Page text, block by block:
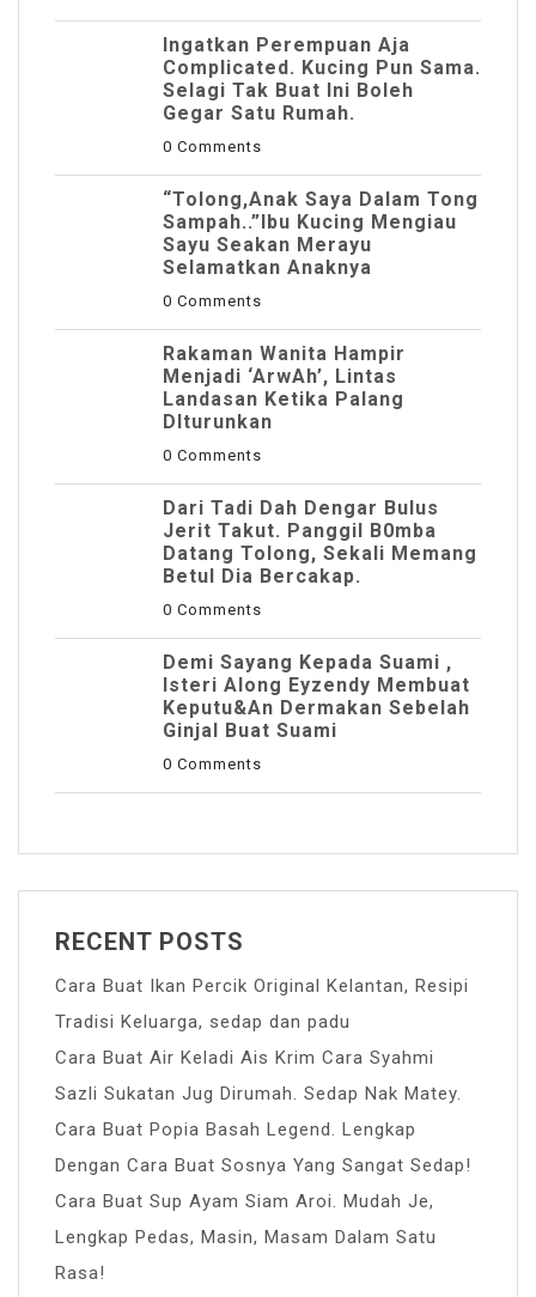
Ingatkan Perempuan Aja
Complicated. Kucing Pun Sama.
Selagi Tak Buat Ini Boleh
Gegar Satu Rumah.
0 Comments
“Tolong,Anak Saya Dalam Tong
Sampah..”Ibu Kucing Mengiau
Sayu Seakan Merayu
Selamatkan Anaknya
0 Comments
Rakaman Wanita Hampir
Menjadi ‘ArwAh’, Lintas
Landasan Ketika Palang
DIturunkan
0 Comments
Dari Tadi Dah Dengar Bulus
Jerit Takut. Panggil B0mba
Datang Tolong, Sekali Memang
Betul Dia Bercakap.
0 Comments
Demi Sayang Kepada Suami ,
Isteri Along Eyzendy Membuat
Keputu&an Dermakan Sebelah
Ginjal Buat Suami
0 Comments
RECENT POSTS
Cara Buat Ikan Percik Original Kelantan, Resipi
Tradisi Keluarga, sedap dan padu
Cara Buat Air Keladi Ais Krim Cara Syahmi
Sazli Sukatan Jug Dirumah. Sedap Nak Matey.
Cara Buat Popia Basah Legend. Lengkap
Dengan Cara Buat Sosnya Yang Sangat Sedap!
Cara Buat Sup Ayam Siam Aroi. Mudah Je,
Lengkap Pedas, Masin, Masam Dalam Satu
Rasa!